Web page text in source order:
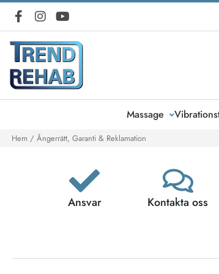
Massage
Hem / Ångerrätt, Garanti & Reklamation
Ansvar Kontakta oss